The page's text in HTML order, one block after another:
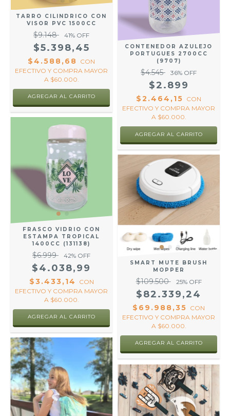
TARRO CILINDRICO CON
VISOR PVC 1500CC
$9.148 41% OFF
$5.398,45
$4.588,68 CON
EFECTIVO Y COMPRA MAYOR
A $60.000.
AGREGAR AL CARRITO
CONTENEDOR AZULEJO
PORTUGUES 2700CC
(9707)
$4.545 36% OFF
$2.899
$2.464,15 CON
EFECTIVO Y COMPRA MAYOR
A $60.000.
FRASCO VIDRIO CON
ESTAMPA TROPICAL
1400CC (131138)
$6.999 42% OFF
$4.038,99
$3.433,14
CON
EFECTIVO Y COMPRA MAYOR
A $60.000.
AGREGAR AL CARRITO
SMART MUTE BRUSH
MOPPER
$109.500 25% OFF
$82.339,24
$69.988,35 CON
EFECTIVO Y COMPRA MAYOR
A $60.000.
AGREGAR AL CARRITO